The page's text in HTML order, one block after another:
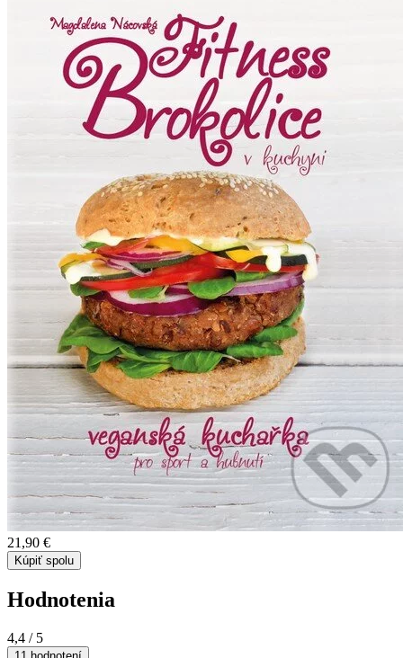
21,90 €
Kúpiť spolu
Hodnotenia
4,4 / 5